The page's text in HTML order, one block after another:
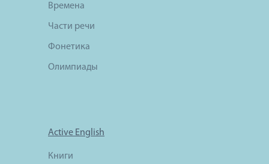
Времена
Части речи
Фонетика
Олимпиады
Active English
Книги